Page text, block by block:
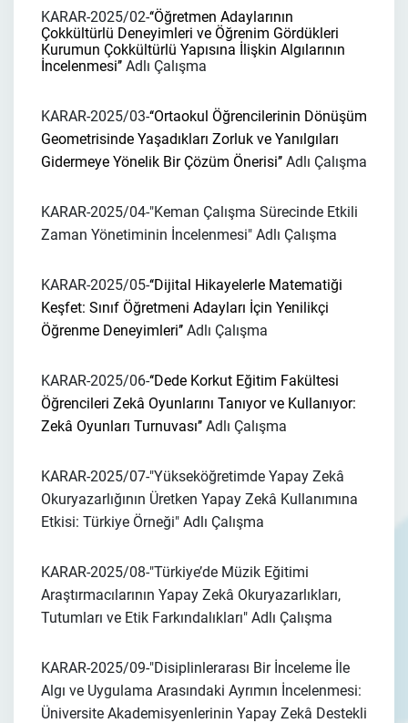
KARAR-2025/02-‘‘Öğretmen Adaylarının
Çokkültürlü Deneyimleri ve Öğrenim Gördükleri
Kurumun Çokkültürlü Yapısına İlişkin Algılarının
İncelenmesi’’ Adlı Çalışma
KARAR-2025/03-‘‘Ortaokul Öğrencilerinin Dönüşüm
Geometrisinde Yaşadıkları Zorluk ve Yanılgıları
Gidermeye Yönelik Bir Çözüm Önerisi’’ Adlı Çalışma
KARAR-2025/04-"Keman Çalışma Sürecinde Etkili
Zaman Yönetiminin İncelenmesi" Adlı Çalışma
KARAR-2025/05-‘‘Dijital Hikayelerle Matematiği
Keşfet: Sınıf Öğretmeni Adayları İçin Yenilikçi
Öğrenme Deneyimleri’’ Adlı Çalışma
KARAR-2025/06-‘‘Dede Korkut Eğitim Fakültesi
Öğrencileri Zekâ Oyunlarını Tanıyor ve Kullanıyor:
Zekâ Oyunları Turnuvası’’ Adlı Çalışma
KARAR-2025/07-"Yükseköğretimde Yapay Zekâ
Okuryazarlığının Üretken Yapay Zekâ Kullanımına
Etkisi: Türkiye Örneği" Adlı Çalışma
KARAR-2025/08-"Türkiye’de Müzik Eğitimi
Araştırmacılarının Yapay Zekâ Okuryazarlıkları,
Tutumları ve Etik Farkındalıkları" Adlı Çalışma
KARAR-2025/09-"Disiplinlerarası Bir İnceleme İle
Algı ve Uygulama Arasındaki Ayrımın İncelenmesi:
Üniversite Akademisyenlerinin Yapay Zekâ Destekli